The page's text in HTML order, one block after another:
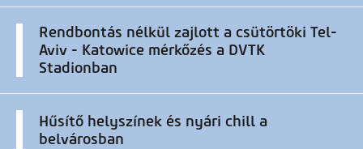
Rendbontás nélkül zajlott a csütörtöki Tel-
Aviv - Katowice mérkőzés a DVTK
Stadionban
Hűsítő helyszínek és nyári chill a
belvárosban